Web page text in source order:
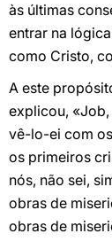
às últimas
entrar na
como Cristo,
A este
explicou,
vê-lo-ei com
os primeiros
nós, não sei,
obras de
obras de